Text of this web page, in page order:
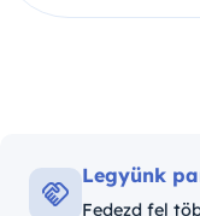
Legyünk
Fedezd fel